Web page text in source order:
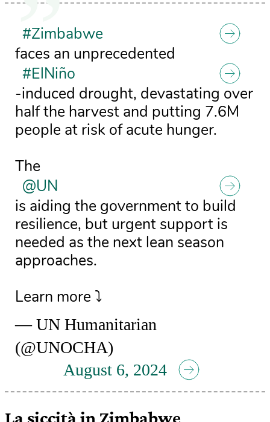
#Zimbabwe
faces an unprecedented
#ElNiño
-induced drought, devastating over
half the harvest and putting 7.6M
people at risk of acute hunger.
The
@UN
is aiding the government to build
resilience, but urgent support is
needed as the next lean season
approaches.
Learn more ⤵️
— UN Humanitarian
(@UNOCHA)
August 6, 2024
La siccità in Zimbabwe